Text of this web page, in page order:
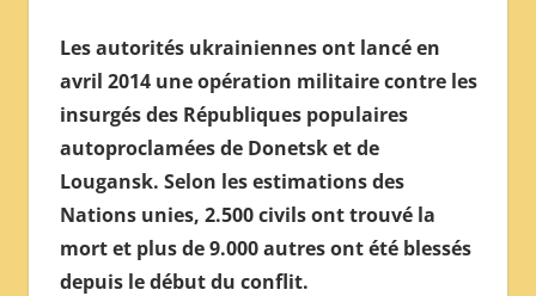
Les autorités ukrainiennes ont lancé en
avril 2014 une opération militaire contre les
insurgés des Républiques populaires
autoproclamées de Donetsk et de
Lougansk. Selon les estimations des
Nations unies, 2.500 civils ont trouvé la
mort et plus de 9.000 autres ont été blessés
depuis le début du conflit.